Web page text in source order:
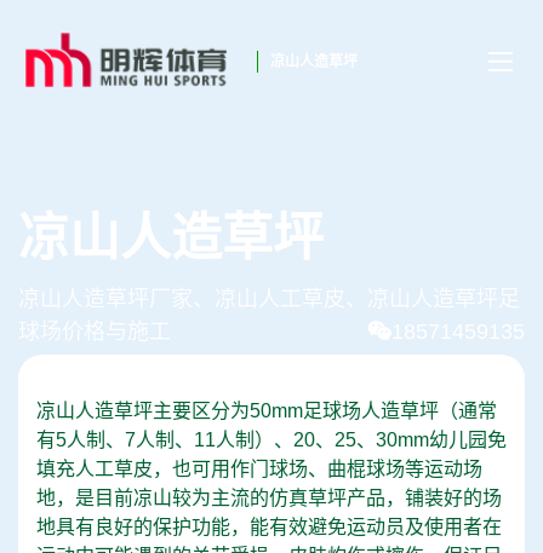
凉山人造草坪
凉山人造草坪
凉山人造草坪厂家、凉山人工草皮、凉山人造草坪足
球场价格与施工
18571459135
凉山人造草坪主要区分为50mm足球场人造草坪（通常
有5人制、7人制、11人制）、20、25、30mm幼儿园免
填充人工草皮，也可用作门球场、曲棍球场等运动场
地，是目前凉山较为主流的仿真草坪产品，铺装好的场
地具有良好的保护功能，能有效避免运动员及使用者在